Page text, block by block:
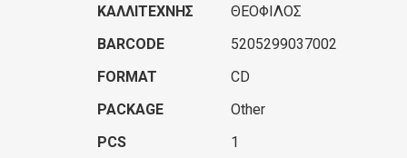
ΚΑΛΛΙΤΈΧΝΗΣ
ΘΕΟΦΙΛΟΣ
BARCODE
5205299037002
FORMAT
CD
PACKAGE
Other
PCS
1